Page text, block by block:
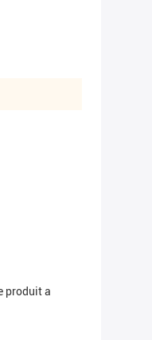
produit a